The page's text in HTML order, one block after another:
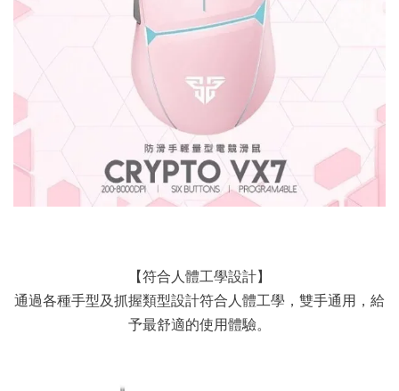
【符合人體工學設計】
通過各種手型及抓握類型設計符合人體工學，雙手通用，給
予最舒適的使用體驗。